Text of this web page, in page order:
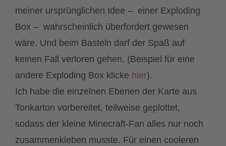
meiner ursprünglichen Idee – einer Exploding
Box – wahrscheinlich überfordert gewesen
wäre. Und beim Basteln darf der Spaß auf
keinen Fall verloren gehen. (Beispiel für eine
andere Exploding Box klicke hier).
Ich habe die einzelnen Ebenen der Karte aus
Tonkarton vorbereitet, teilweise geplottet,
sodass der kleine Minecraft-Fan alles nur noch
zusammenkleben musste. Für einen cooleren